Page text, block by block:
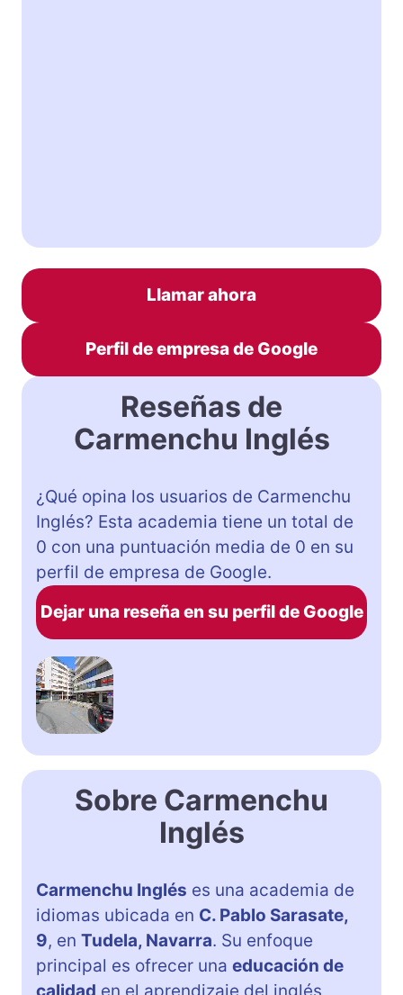
Llamar ahora
Perfil de empresa de Google
Reseñas de
Carmenchu Inglés
¿Qué opina los usuarios de Carmenchu
Inglés? Esta academia tiene un total de
0 con una puntuación media de 0 en su
perfil de empresa de Google.
Dejar una reseña en su perfil de Google
Sobre Carmenchu
Inglés
Carmenchu Inglés es una academia de
idiomas ubicada en C. Pablo Sarasate,
9, en Tudela, Navarra. Su enfoque
principal es ofrecer una educación de
calidad en el aprendizaje del inglés,